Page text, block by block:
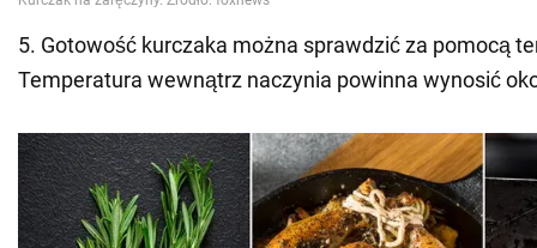
5. Gotowość kurczaka można sprawdzić za pomocą
Temperatura wewnątrz naczynia powinna wynosić